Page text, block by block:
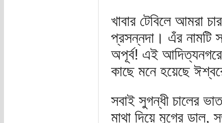
খাবার টেবিলে আমরা
প্রসন্নদা। এঁর নামটি
অপূর্ব! এই
কাছে মনে হয়েছে
সবাই সুগন্ধী চালের
মাথা দিয়ে মুগের ডাল,